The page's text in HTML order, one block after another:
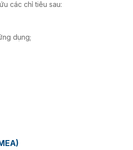
các chỉ tiêu sau:
dụng;